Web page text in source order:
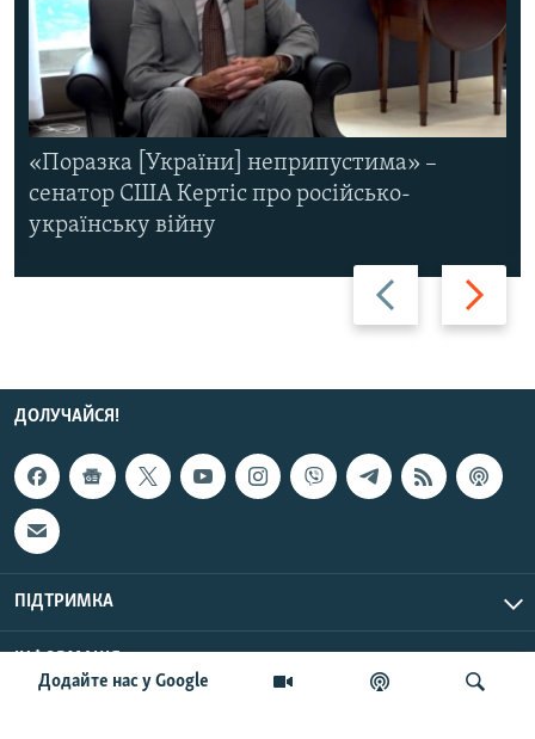
Додайте нас у Google
Назад Вперед
«Поразка [України] неприпустима» –
сенатор США Кертіс про російсько-
українську війну
ДОЛУЧАЙСЯ!
ПІДТРИМКА